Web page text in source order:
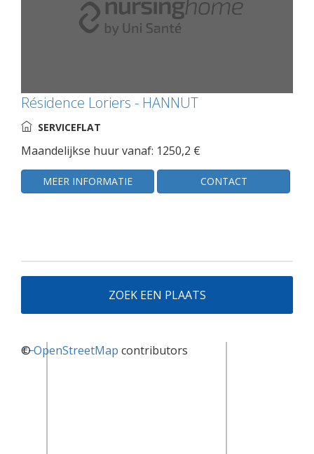
Résidence Loriers - HANNUT
SERVICEFLAT
Maandelijkse huur vanaf: 1250,2 €
MEER INFORMATIE CONTACT
ZOEK EEN PLAATS
+−
©OpenStreetMap contributors